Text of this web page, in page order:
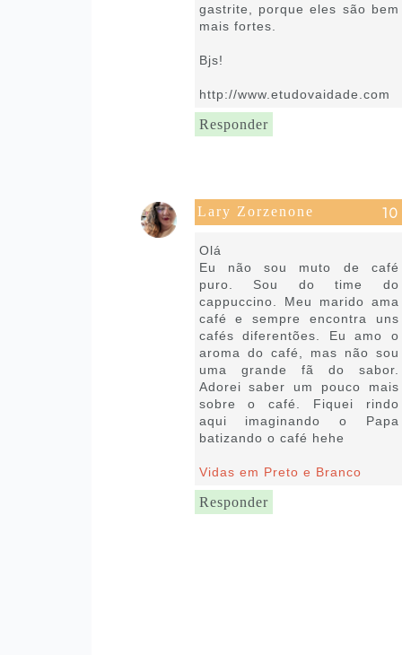
gastrite, porque eles são bem
mais fortes.
Bjs!
http://www.etudovaidade.com
Responder
Lary Zorzenone
Olá
Eu não sou muto de café
puro. Sou do time do
cappuccino. Meu marido ama
café e sempre encontra uns
cafés diferentões. Eu amo o
aroma do café, mas não sou
uma grande fã do sabor.
Adorei saber um pouco mais
sobre o café. Fiquei rindo
aqui imaginando o Papa
batizando o café hehe
Vidas em Preto e Branco
Responder